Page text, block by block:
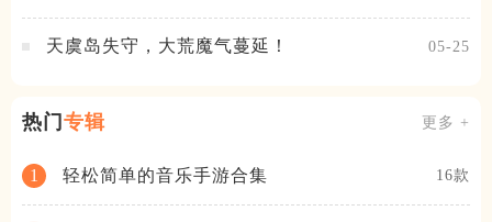
天虞岛失守，大荒魔气蔓延！ 05-25
热门 专辑 更多 +
1 轻松简单的音乐手游合集 16款